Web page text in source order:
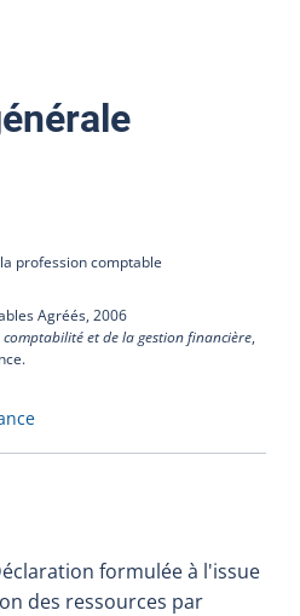
profession comptable
Agréés, 2006
et de la gestion financière,
formulée à l'issue
des ressources par